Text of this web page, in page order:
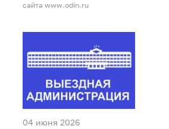
сайта www.odin.ru
04 июня 2026